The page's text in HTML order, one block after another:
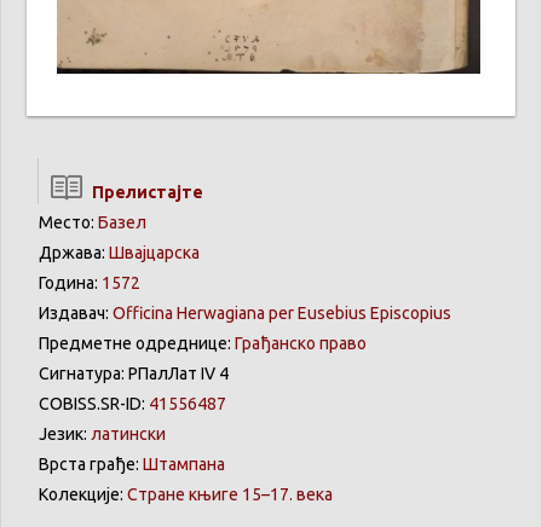
Прелистајте
Место: Базел
Држава: Швајцарска
Година: 1572
Издавач: Officina Herwagiana per Eusebius Episcopius
Предметне одреднице: Грађанско право
Сигнатура: РПалЛат IV 4
COBISS.SR-ID: 41556487
Језик: латински
Врста грађе: Штампана
Колекције: Стране књиге 15–17. века